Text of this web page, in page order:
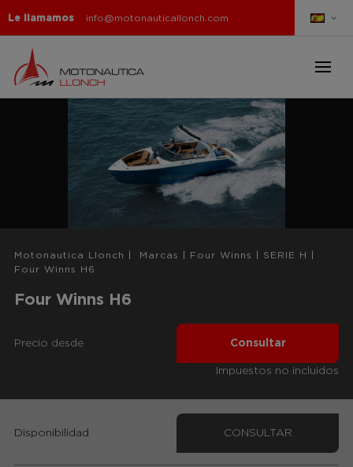
Le llamamos info@motonauticallonch.com
Motonautica Llonch Marcas Four Winns SERIE H
Four Winns H6
Four Winns H6
Precio desde Consultar
Impuestos no incluidos
Disponibilidad CONSULTAR